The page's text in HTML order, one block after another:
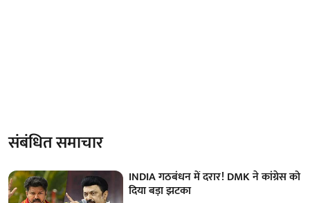
संबंधित समाचार
INDIA गठबंधन में दरार! DMK ने कांग्रेस को
दिया बड़ा झटका